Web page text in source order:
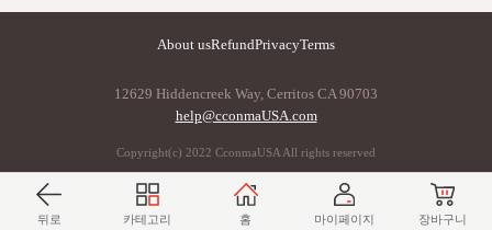
뒤로 카테고리 홈 마이페이지 장바구니
About usRefundPrivacyTerms
12629 Hiddencreek Way, Cerritos CA 90703
help@cconmaUSA.com
Copyright(c) 2022 CconmaUSA All rights reserved